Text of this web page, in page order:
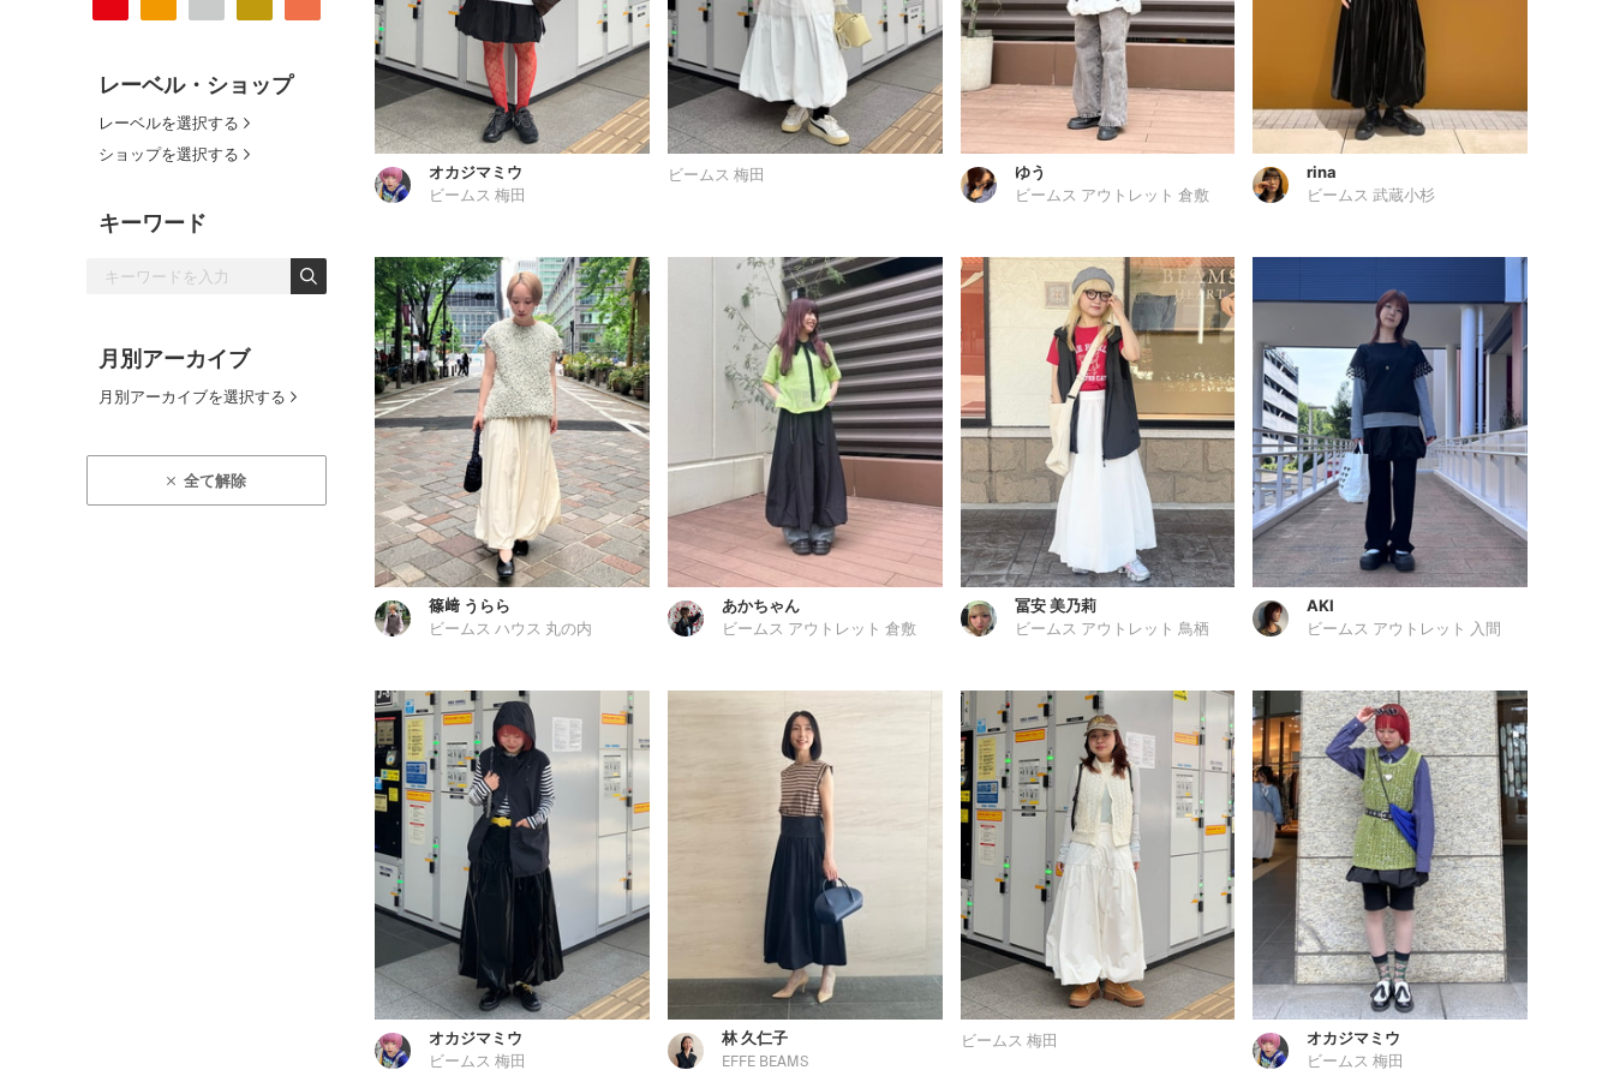
レーベル・ショップ
レーベルを選択する
ショップを選択する
キーワード
月別アーカイブ
月別アーカイブを選択する
全て解除
オカジマミウ
ビームス 梅田
ビームス 梅田 ゆう
ビームス アウトレット 倉敷
rina
ビームス 武蔵小杉
篠﨑 うらら
ビームス ハウス 丸の内
あかちゃん
ビームス アウトレット 倉敷
冨安 美乃莉
ビームス アウトレット 鳥栖
AKI
ビームス アウトレット 入間
オカジマミウ
ビームス 梅田
林 久仁子
EFFE BEAMS
ビームス 梅田 オカジマミウ
ビームス 梅田